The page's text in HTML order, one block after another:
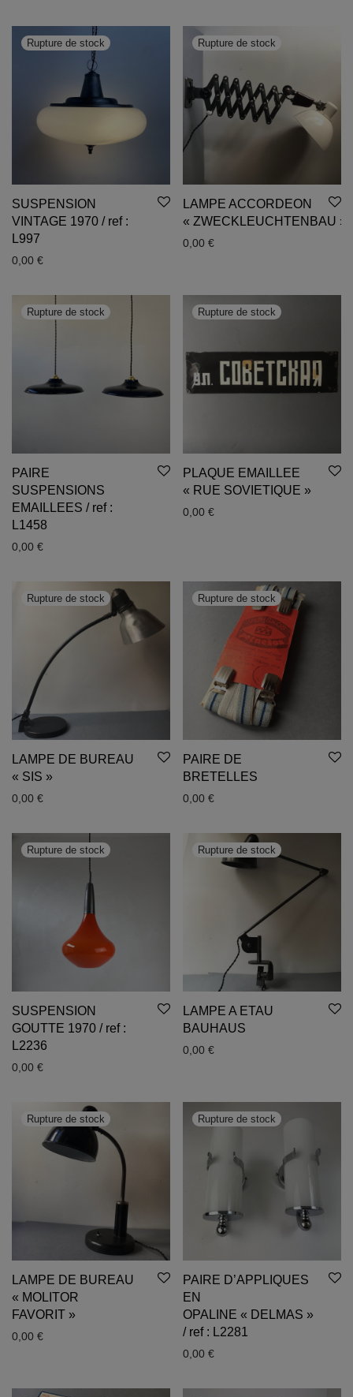
SUSPENSION
VINTAGE 1970 / ref :
L997
0,00 €
LAMPE ACCORDEON
« ZWECKLEUCHTENBAU »
0,00 €
PAIRE
SUSPENSIONS
EMAILLEES / ref :
L1458
0,00 €
PLAQUE EMAILLEE
« RUE SOVIETIQUE »
0,00 €
LAMPE DE BUREAU
« SIS »
0,00 €
PAIRE DE
BRETELLES
0,00 €
SUSPENSION
GOUTTE 1970 / ref :
L2236
0,00 €
LAMPE A ETAU
BAUHAUS
0,00 €
LAMPE DE BUREAU
« MOLITOR
FAVORIT »
0,00 €
PAIRE D’APPLIQUES
EN
OPALINE « DELMAS »
/ ref : L2281
0,00 €